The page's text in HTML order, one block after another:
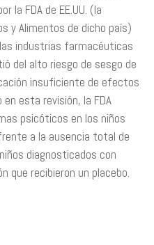
la FDA de EE.UU. (la
y Alimentos de dicho país)
industrias farmacéuticas
del alto riesgo de sesgo de
insuficiente de efectos
esta revisión, la FDA
psicóticos en los niños
a la ausencia total de
diagnosticados con
que recibieron un placebo.